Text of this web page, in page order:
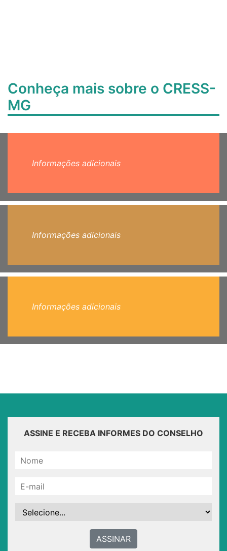
Conheça mais sobre o CRESS-
MG
Informações adicionais
Informações adicionais
Informações adicionais
ASSINE E RECEBA INFORMES DO CONSELHO
ASSINAR